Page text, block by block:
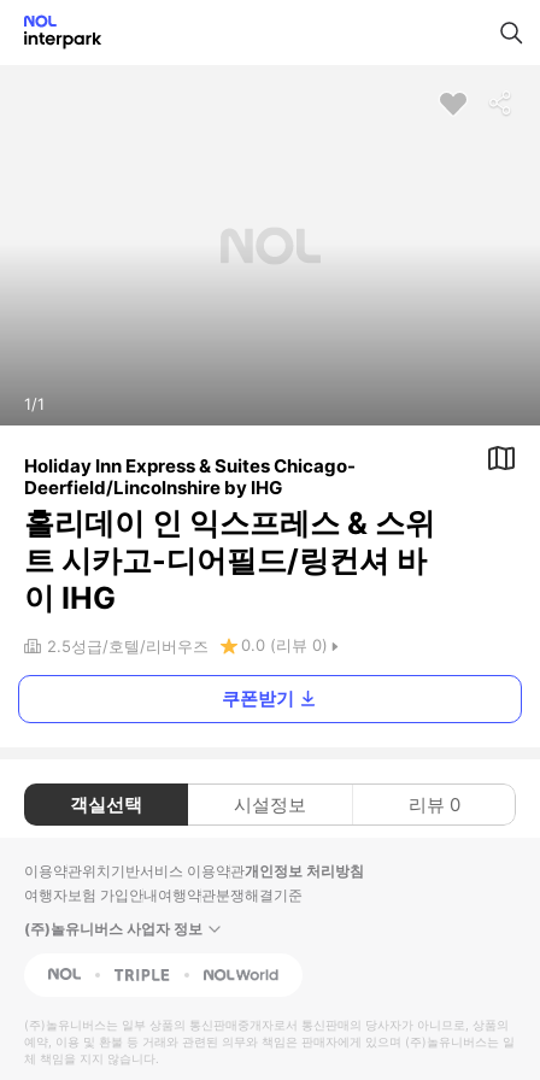
1/1
Holiday Inn Express & Suites Chicago-
Deerfield/Lincolnshire by IHG
홀리데이 인 익스프레스 & 스위
트 시카고-디어필드/링컨셔 바
이 IHG
2.5성급 호텔 리버우즈 0.0 (리뷰 0)
쿠폰받기
객실선택 시설정보 리뷰 0
이용약관위치기반서비스 이용약관개인정보 처리방침
여행자보험 가입안내여행약관분쟁해결기준
(주)놀유니버스 사업자 정보
NOL Triple Interpark Global
(주)놀유니버스는 일부 상품의 통신판매중개자로서 통신판매의 당사자가 아니므로, 상품의
예약, 이용 및 환불 등 거래와 관련된 의무와 책임은 판매자에게 있으며 (주)놀유니버스는 일
체 책임을 지지 않습니다.